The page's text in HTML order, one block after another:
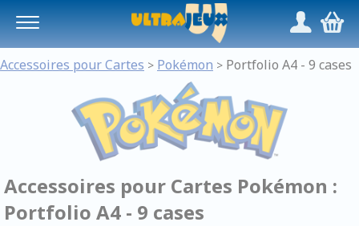
/,
Accessoires pour Cartes > Pokémon > Portfolio A4 - 9 cases
Accessoires pour Cartes Pokémon :
Portfolio A4 - 9 cases